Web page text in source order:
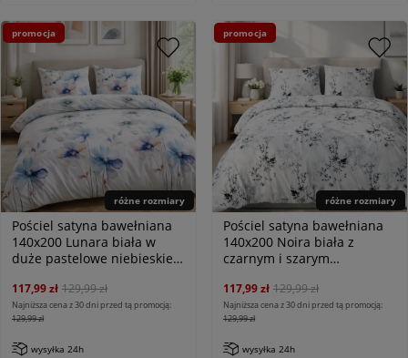
różne rozmiary
Pościel satyna bawełniana
140x200 Lunara biała w
duże pastelowe niebieskie
117,99 zł 129,99 zł
Najniższa cena z 30 dni przed tą promocją:
129,99 zł
wysyłka 24h
promocja
różne rozmiary
Pościel satyna bawełniana
140x200 Noira biała z
czarnym i szarym
Satynlove
117,99 zł 129,99 zł
Najniższa cena z 30 dni przed tą promocją:
129,99 zł
wysyłka 24h
promocja